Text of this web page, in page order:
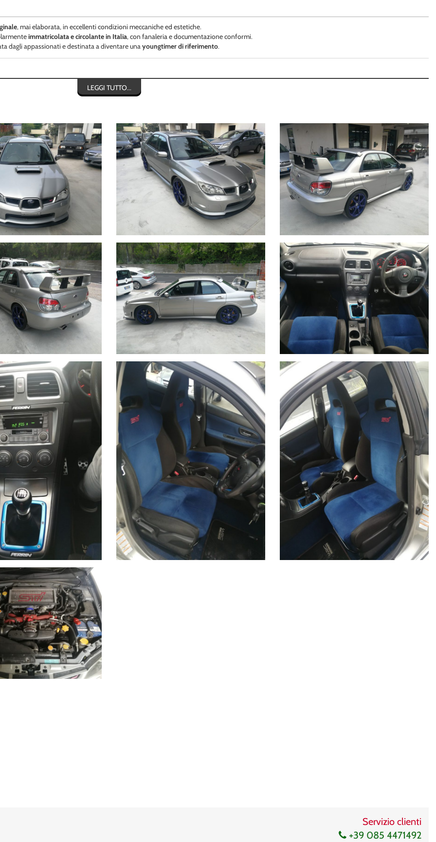
, mai elaborata, in eccellenti condizioni meccaniche ed estetiche.
immatricolata e circolante in Italia, con fanaleria e documentazione conformi.
dagli appassionati e destinata a diventare unayoungtimer di riferimento.
di interventi:
di Rilevanza Storica)
.Questo consente:
, sempre più rara da trovare in queste condizioni.
LEGGI TUTTO...
Servizio clienti
+39 085 4471492